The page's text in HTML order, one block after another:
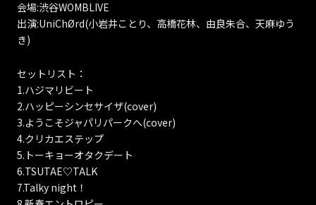
会場:渋谷WOMBLIVE
出演:UniChØrd(小岩井ことり、高橋花林、由良朱合、天麻ゆう
き)
セットリスト：
1.ハジマリビート
2.ハッピーシンセサイザ(cover)
3.ようこそジャパリパークへ(cover)
4.クリカエステップ
5.トーキョーオタクデート
6.TSUTAE♡TALK
7.Talky night！